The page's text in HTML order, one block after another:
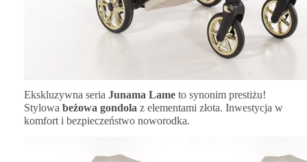
Ekskluzywna seria Junama Lame to synonim prestiżu!
Stylowa beżowa gondola z elementami złota. Inwestycja w
komfort i bezpieczeństwo noworodka.